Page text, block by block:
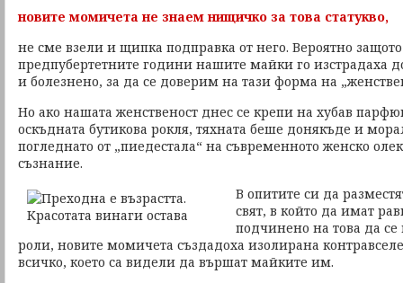
новите момичета не знаем нищичко за това статукво,
не сме взели и щипка подправка от него. Вероятно
предпубертетните години нашите майки го изстрадаха
и болезнено, за да се доверим на тази форма на
Но ако нашата женственост днес се крепи на хубав
оскъдната бутикова рокля, тяхната беше донякъде и
погледнато от „пиедестала“ на съвременното женско
съзнание.
В опитите си да
свят, в който да имат
подчинено на това да
роли, новите момичета създадоха изолирана
всичко, което са видели да вършат майките им.